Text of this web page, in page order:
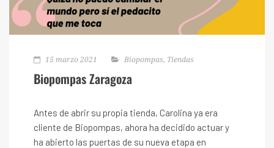
15 marzo 2021 Biopompas, Tiendas
Biopompas Zaragoza
Antes de abrir su propia tienda, Carolina ya era
cliente de Biopompas, ahora ha decidido actuar y
ha abierto las puertas de su nueva etapa en